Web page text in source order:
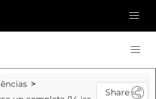
Share